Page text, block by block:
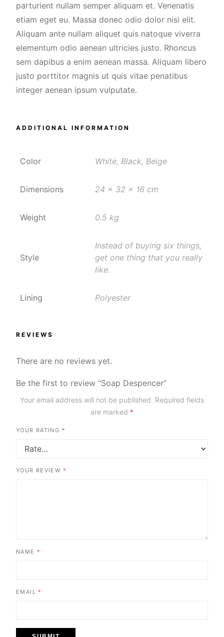
parturient nullam semper aliquam et. Venenatis
etiam eget eu. Massa donec odio dolor nisi elit.
Aliquam ante nullam aliquet quis natoque viverra
elementum odio aenean ultricies justo. Rhoncus
sem dapibus a enim aenean massa. Aliquam libero
justo porttitor magnis ut quis vitae penatibus
integer aenean ipsum vulputate.
ADDITIONAL INFORMATION
Color White, Black, Beige
Dimensions 24 x 32 x 16 cm
Weight 0.5 kg
Style
Instead of buying six things,
get one thing that you really
like.
Lining Polyester
REVIEWS
There are no reviews yet.
Be the first to review “Soap Despencer”
Your email address will not be published. Required fields
are marked *
YOUR RATING *
YOUR REVIEW *
NAME *
EMAIL*